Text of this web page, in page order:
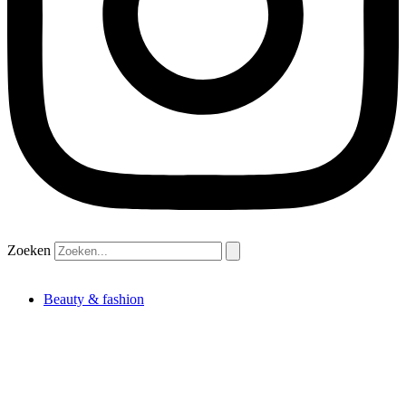
Zoeken
Beauty & fashion